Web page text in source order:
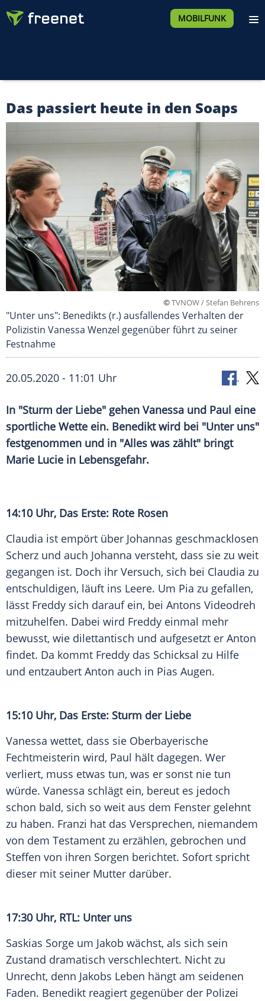
MOBILFUNK
Das passiert heute in den Soaps
©TVNOW / Stefan Behrens
"Unter uns": Benedikts (r.) ausfallendes Verhalten der
Polizistin Vanessa Wenzel gegenüber führt zu seiner
Festnahme
20.05.2020 - 11:01 Uhr
In "Sturm der Liebe" gehen Vanessa und Paul eine
sportliche Wette ein. Benedikt wird bei "Unter uns"
festgenommen und in "Alles was zählt" bringt
Marie Lucie in Lebensgefahr.
14:10 Uhr, Das Erste: Rote Rosen
Claudia ist empört über Johannas geschmacklosen
Scherz und auch Johanna versteht, dass sie zu weit
gegangen ist. Doch ihr Versuch, sich bei Claudia zu
entschuldigen, läuft ins Leere. Um Pia zu gefallen,
lässt Freddy sich darauf ein, bei Antons Videodreh
mitzuhelfen. Dabei wird Freddy einmal mehr
bewusst, wie dilettantisch und aufgesetzt er Anton
findet. Da kommt Freddy das Schicksal zu Hilfe
und entzaubert Anton auch in Pias Augen.
15:10 Uhr, Das Erste: Sturm der Liebe
Vanessa wettet, dass sie Oberbayerische
Fechtmeisterin wird, Paul hält dagegen. Wer
verliert, muss etwas tun, was er sonst nie tun
würde. Vanessa schlägt ein, bereut es jedoch
schon bald, sich so weit aus dem Fenster gelehnt
zu haben. Franzi hat das Versprechen, niemandem
von dem Testament zu erzählen, gebrochen und
Steffen von ihren Sorgen berichtet. Sofort spricht
dieser mit seiner Mutter darüber.
17:30 Uhr, RTL: Unter uns
Saskias Sorge um Jakob wächst, als sich sein
Zustand dramatisch verschlechtert. Nicht zu
Unrecht, denn Jakobs Leben hängt am seidenen
Faden. Benedikt reagiert gegenüber der Polizei